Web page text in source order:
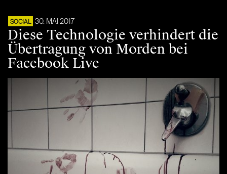
SOCIAL 30. MAI 2017
Diese Technologie verhindert die
Übertragung von Morden bei
Facebook Live